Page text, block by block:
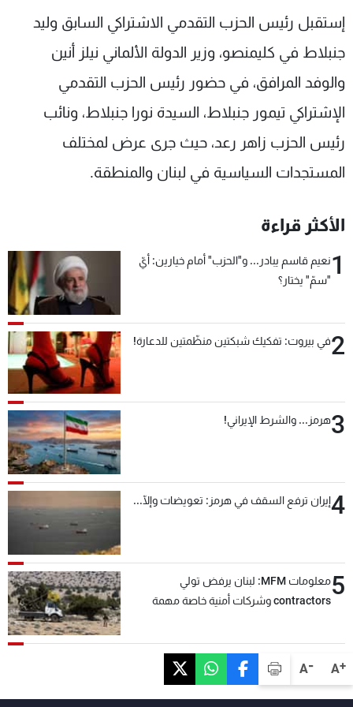
A+
A-
إستقبل رئيس الحزب التقدمي الاشتراكي السابق وليد
جنبلاط في كليمنصو، وزير الدولة الألماني نيلز أنين
والوفد المرافق، في حضور رئيس الحزب التقدمي
الإشتراكي تيمور جنبلاط، السيدة نورا جنبلاط، ونائب
رئيس الحزب زاهر رعد، حيث جرى عرض لمختلف
المستجدات السياسية في لبنان والمنطقة.
الأكثر قراءة
1نعيم قاسم يبادر... و"الحزب" أمام خيارين: أيّ
"سمّ" يختار؟
2في بيروت: تفكيك شبكتين منظّمتين للدعارة!
3هرمز... والشرط الإيراني!
4إيران ترفع السقف في هرمز: تعويضات وإلّا...
5
معلومات MFM: لبنان يرفض تولي
contractors وشركات أمنية خاصة مهمة
شاهد البرامج
عن MTV
الإنـتـاج
لاعلاناتكم
وظائف
تواصل معنا
شروط الإسـتخدام
سياسة الخصوصية